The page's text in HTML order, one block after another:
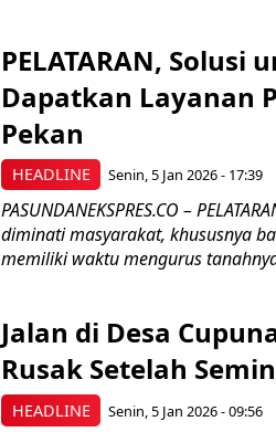
HEADLINE
PELATARAN,
Dapatkan Layanan
Pekan
Senin, 5 Jan 2026 - 17:39
PASUNDANEKSPRES.CO –
diminati masyarakat, khususnya
memiliki waktu mengurus
HEADLINE
Jalan di Desa
Rusak Setelah
Senin, 5 Jan 2026 - 09:56